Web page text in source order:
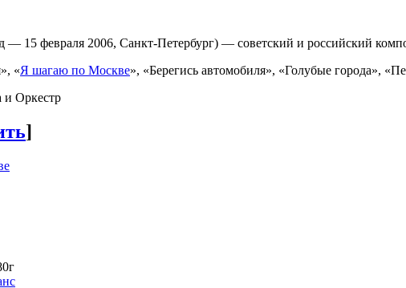
— 15 февраля 2006, Санкт-Петербург) — советский и российский
«Я шагаю по Москве», «Берегись автомобиля», «Голубые города»,
и Оркестр
]